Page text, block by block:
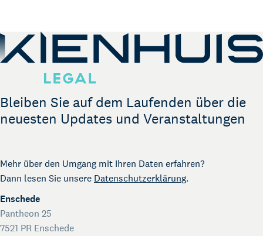
Bleiben Sie auf dem Laufenden über die
neuesten Updates und Veranstaltungen
Mehr über den Umgang mit Ihren Daten erfahren?
Dann lesen Sie unsere Datenschutzerklärung.
Enschede
Pantheon 25
7521 PR Enschede